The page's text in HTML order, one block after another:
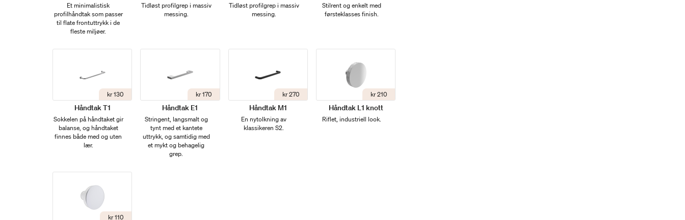
Et minimalistisk
profilhåndtak som passer
til flate frontuttrykk i de
fleste miljøer.
Tidløst profilgrep i massiv
messing.
Tidløst profilgrep i massiv
messing.
Stilrent og enkelt med
førsteklasses finish.
kr 130
Håndtak T1
Sokkelen på håndtaket gir
balanse, og håndtaket
finnes både med og uten
lær.
kr 170
Håndtak E1
Stringent, langsmalt og
tynt med et kantete
uttrykk, og samtidig med
et mykt og behagelig
grep.
kr 270
Håndtak M1
En nytolkning av
klassikeren S2.
kr 210
Håndtak L1 knott
Riflet, industriell look.
kr 110